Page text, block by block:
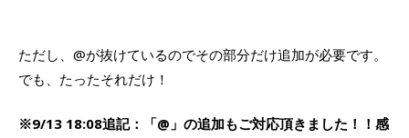
ただし、@が抜けているのでその部分だけ追加が必要です。
でも、たったそれだけ！
※9/13 18:08追記：「@」の追加もご対応頂きました！！感